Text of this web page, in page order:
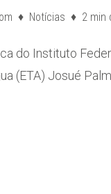
Notícias 2 min
do Instituto
(ETA) Josué